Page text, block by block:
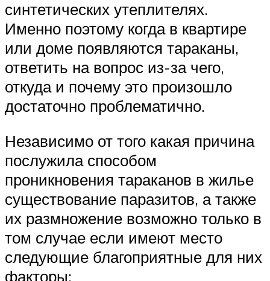
синтетических утеплителях.
Именно поэтому когда в квартире
или доме появляются тараканы,
ответить на вопрос из-за чего,
откуда и почему это произошло
достаточно проблематично.
Независимо от того какая причина
послужила способом
проникновения тараканов в жилье
существование паразитов, а также
их размножение возможно только в
том случае если имеют место
следующие благоприятные для них
факторы: